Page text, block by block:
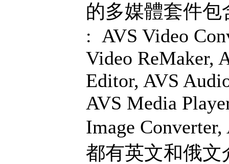
的多媒體套件包
: AVS Video
Video ReMaker,
Editor, AVS
AVS Media
Image
都有英文和俄文